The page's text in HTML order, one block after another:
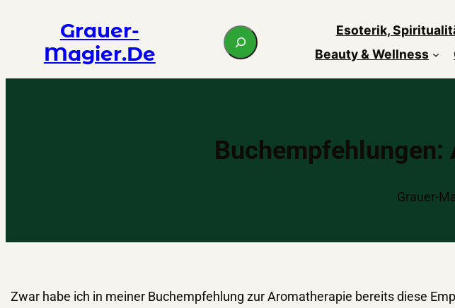
springen
Grauer-
Magier.de
S
e
Esoterik,
Beauty & Wellness
Buchempfehlungen:
Grauer-
Zwar habe ich in meiner Buchempfehlung zur Aromatherapie bereits diese